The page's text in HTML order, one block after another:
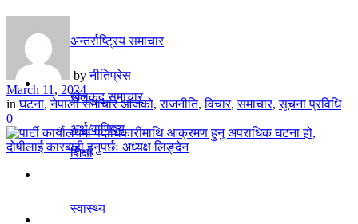
राजनीति
अर्थ/वाणिज्य
अर्थ/वाणिज्य
अन्तर्राष्ट्रिय समाचार
खेलकुद समाचार
शिक्षा
स्वास्थ्य
by नीतिप्रेस
March 11, 2024
in घटना,नेपाली समाचार आजको,राजनीति,विचार,समाचार,सूचना प्रविधि
0